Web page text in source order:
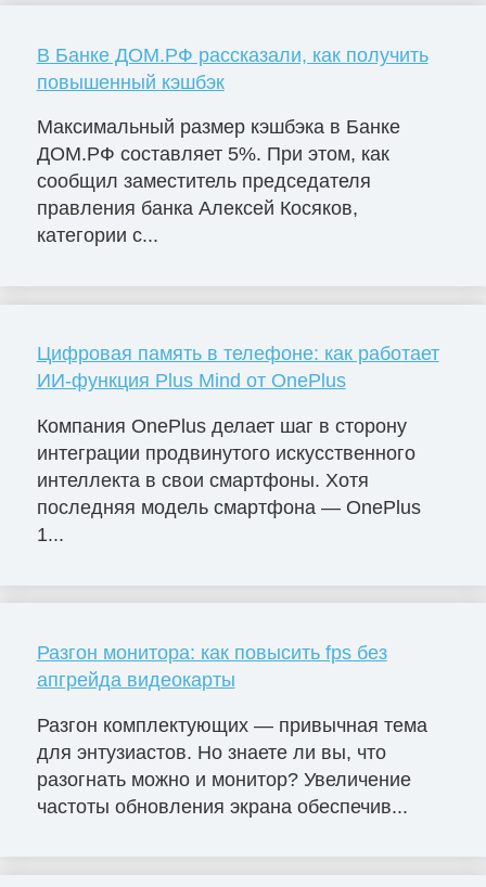
В Банке ДОМ.РФ рассказали, как получить
повышенный кэшбэк
Максимальный размер кэшбэка в Банке
ДОМ.РФ составляет 5%. При этом, как
сообщил заместитель председателя
правления банка Алексей Косяков,
категории с...
Цифровая память в телефоне: как работает
ИИ-функция Plus Mind от OnePlus
Компания OnePlus делает шаг в сторону
интеграции продвинутого искусственного
интеллекта в свои смартфоны. Хотя
последняя модель смартфона — OnePlus
1...
Разгон монитора: как повысить fps без
апгрейда видеокарты
Разгон комплектующих — привычная тема
для энтузиастов. Но знаете ли вы, что
разогнать можно и монитор? Увеличение
частоты обновления экрана обеспечив...